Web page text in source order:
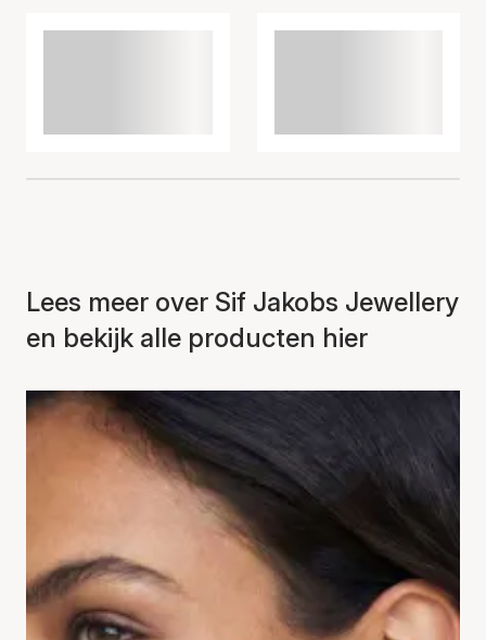
Lees meer over Sif Jakobs Jewellery
en bekijk alle producten hier